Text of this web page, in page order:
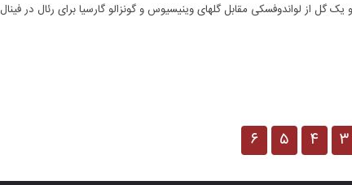
و یک گل از لواندوفسکی مقابل گلهای وینیسیوس و گونزالو گارسیا برای رئال در فینال
۳ ۴ ۵ ۶